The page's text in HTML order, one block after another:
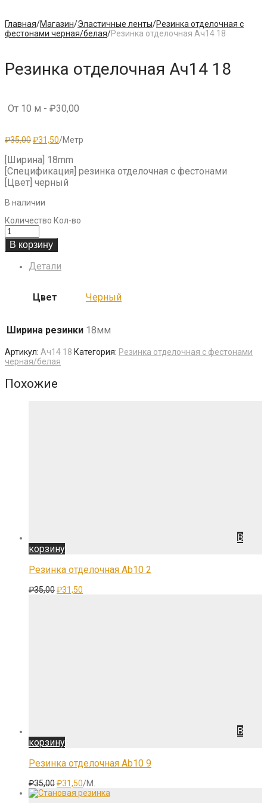
Главная/Магазин/Эластичные ленты/Резинка отделочная с
фестонами черная/белая/Резинка отделочная Aч14 18
Резинка отделочная Aч14 18
От 10 м - ₽30,00
₽35,00Первоначальная
составляла
₽35,00.
₽31,50Текущая
₽31,50.
/Метр
[Ширина] 18mm
[Спецификация] резинка отделочная с фестонами
[Цвет] черный
В наличии
Количество Кол-во
В корзину
Детали
Цвет Черный
Ширина резинки 18мм
Артикул: Aч14 18 Категория: Резинка отделочная с фестонами
черная/белая
Похожие
В
корзину
Резинка отделочная Ab10 2
₽35,00Первоначальная
₽31,50
В
корзину
Резинка отделочная Ab10 9
₽35,00Первоначальная
цена
₽31,50Текущая
цена:
/М.